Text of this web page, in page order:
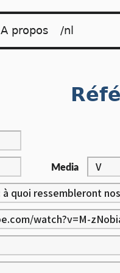
A propos /nl
Media